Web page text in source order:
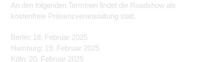
An den folgenden Terminen findet die Roadshow als
kostenfreie Präsenzveranstaltung statt.
Berlin: 18. Februar 2025
Hamburg: 19. Februar 2025
Köln: 20. Februar 2025